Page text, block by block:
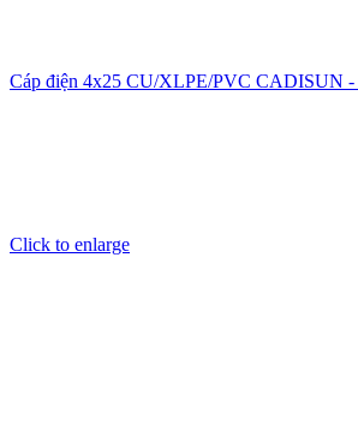
Cáp điện 4x25 CU/XLPE/PVC CADISUN -
Click to enlarge